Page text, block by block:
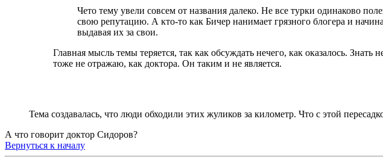
Чето тему увели совсем от названия далеко. Не все турки одинаково
свою репутацию. А кто-то как Бичер нанимает грязного блогера и
выдавая их за свои.
Главная мысль темы теряется, так как обсуждать нечего, как оказалось.
тоже не отражаю, как доктора. Он таким и не является.
Тема создавалась, что люди обходили этих жуликов за километр. Что с этой
А что говорит доктор Сидоров?
Вернуться к началу